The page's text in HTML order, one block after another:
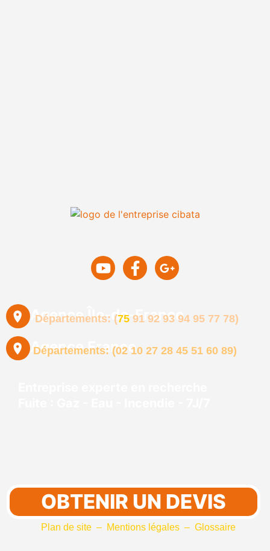
Agence Île-de-France
Départements: (75 91 9293 94 95 77 78)
Agence France
Départements: (02 10 27 28 45 51 60 89)
OBTENIR UN DEVIS
Plan de site – Mentions légales – Glossaire